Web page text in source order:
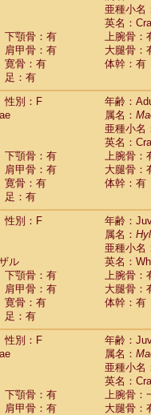
亜種小名
英名：
下顎骨：有
上腕骨：
肩甲骨：有
大腿骨：
寛骨：有
体幹：有
足：有
性別：F
年齢：
属名：
亜種小名
英名：
下顎骨：有
上腕骨：
肩甲骨：有
大腿骨：
寛骨：有
体幹：有
足：有
性別：F
年齢：
属名：
亜種小名
ル
英名：
下顎骨：有
上腕骨：
肩甲骨：有
大腿骨：
寛骨：有
体幹：有
足：有
性別：F
年齢：
属名：
亜種小名
英名：
下顎骨：有
上腕骨：
肩甲骨：有
大腿骨：